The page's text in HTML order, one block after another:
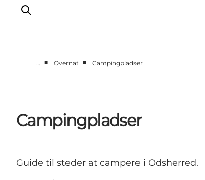
SPIS
OVERNAT
NYHEDSBREV
… ■ Overnat ■ Campingpladser
Campingpladser
Guide til steder at campere i Odsherred.